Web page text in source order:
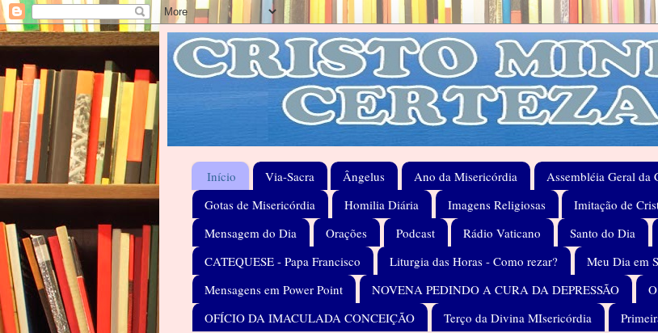
Início Via-Sacra Ângelus Ano da Misericórdia Assembléia Geral da
Gotas de Misericórdia
Homilia Diária Imagens Religiosas Imitação de
Mensagem do Dia
Orações Podcast Rádio Vaticano Santo do Dia
CATEQUESE - Papa Francisco
Liturgia das Horas - Como rezar?
Meu Dia em
Mensagens em Power Point
NOVENA PEDINDO A CURA DA DEPRESSÃO
OFÍCIO DA IMACULADA CONCEIÇÃO
Terço da Divina MIsericórdia